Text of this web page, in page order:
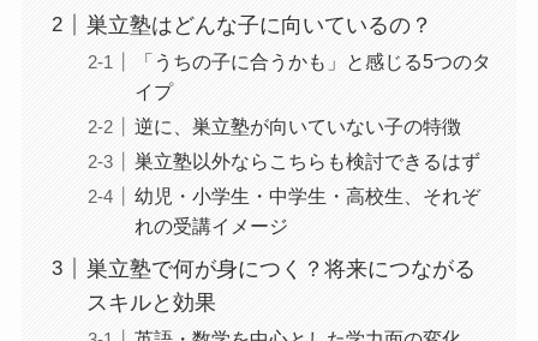
巣立塾はどんな子に向いているの？
「うちの子に合うかも」と感じる5つのタ
イプ
逆に、巣立塾が向いていない子の特徴
巣立塾以外ならこちらも検討できるはず
幼児・小学生・中学生・高校生、それぞ
れの受講イメージ
巣立塾で何が身につく？将来につながる
スキルと効果